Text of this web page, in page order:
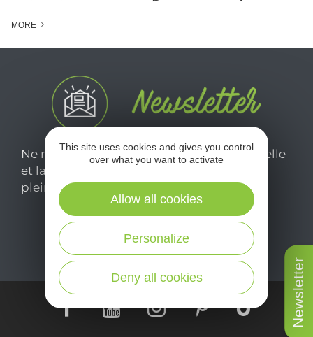
Newsletter
MORE
Ne manquez pas notre newsletter mensuelle
et laissez-vous inspirer pour profiter
pleinement de votre séjour en Aveyron.
Je m'abonne ici
This site uses cookies and gives you control
over what you want to activate
Deny all cookies
Personalize
Allow all cookies